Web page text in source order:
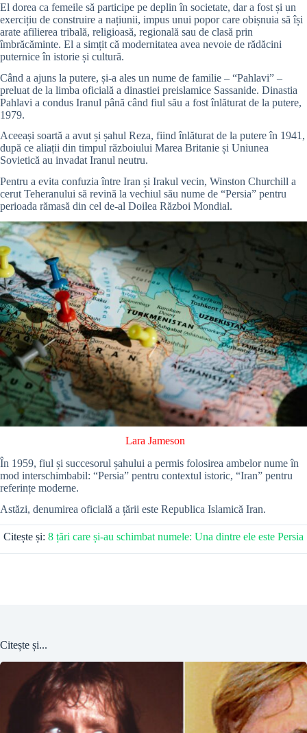
El dorea ca femeile să participe pe deplin în societate, dar a fost și un
exercițiu de construire a națiunii, impus unui popor care obișnuia să își
arate afilierea tribală, religioasă, regională sau de clasă prin
îmbrăcăminte. El a simțit că modernitatea avea nevoie de rădăcini
puternice în istorie și cultură.
Când a ajuns la putere, și-a ales un nume de familie – “Pahlavi” –
preluat de la limba oficială a dinastiei preislamice Sassanide. Dinastia
Pahlavi a condus Iranul până când fiul său a fost înlăturat de la putere,
1979.
Aceeași soartă a avut și șahul Reza, fiind înlăturat de la putere în 1941,
după ce aliații din timpul războiului Marea Britanie și Uniunea
Sovietică au invadat Iranul neutru.
Pentru a evita confuzia între Iran și Irakul vecin, Winston Churchill a
cerut Teheranului să revină la vechiul său nume de “Persia” pentru
perioada rămasă din cel de-al Doilea Război Mondial.
Lara Jameson
În 1959, fiul și succesorul șahului a permis folosirea ambelor nume în
mod interschimbabil: “Persia” pentru contextul istoric, “Iran” pentru
referințe moderne.
Astăzi, denumirea oficială a țării este Republica Islamică Iran.
Citește și: 8 țări care și-au schimbat numele: Una dintre ele este Persia
Citește și...